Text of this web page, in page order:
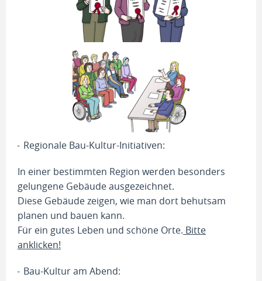
Regionale Bau-Kultur-Initiativen:
In einer bestimmten Region werden besonders
gelungene Gebäude ausgezeichnet.
Diese Gebäude zeigen, wie man dort behutsam
planen und bauen kann.
Für ein gutes Leben und schöne Orte. Bitte
anklicken!
Bau-Kultur am Abend: